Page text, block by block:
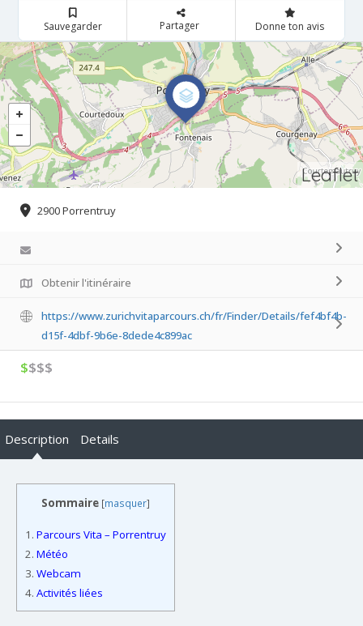
Sauvegarder Partager Donne ton avis
Leaflet
2900 Porrentruy
Obtenir l'itinéraire
https://www.zurichvitaparcours.ch/fr/Finder/Details/fef4bf4b-
d15f-4dbf-9b6e-8dede4c899ac
$$$$
Description Details
Sommaire [masquer]
1. Parcours Vita – Porrentruy
2. Météo
3. Webcam
4. Activités liées